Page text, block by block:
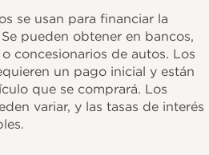
se usan para financiar la
pueden obtener en bancos,
concesionarios de autos. Los
un pago inicial y están
que se comprará. Los
variar, y las tasas de interés